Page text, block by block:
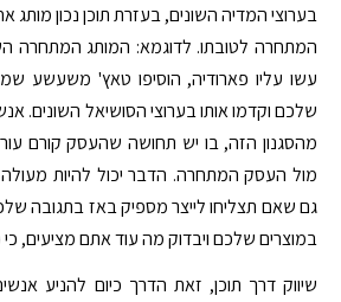
בערוצי המדיה השונים, בעזרת תוכן נכון
המתחרה לטובתו. לדוגמא: המותג המתחרה
עשו עליו פארודיה, הוסיפו טאץ' משעשע
שלכם וקדמו אותו בערוצי הסושיאל השונים.
מהסגנון הזה, בו יש תחושה שהעסק קורם
מול העסק המתחרה. הדבר יכול להיות
גם שאם תצליחו לייצר מספיק באז בתגובה
במוצרים שלכם ויבדוק מה עוד אתם מציעים,
שיווק דרך תוכן, זאת הדרך כיום להניע